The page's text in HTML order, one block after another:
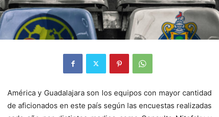
América y Guadalajara son los equipos con mayor cantidad
de aficionados en este país según las encuestas realizadas